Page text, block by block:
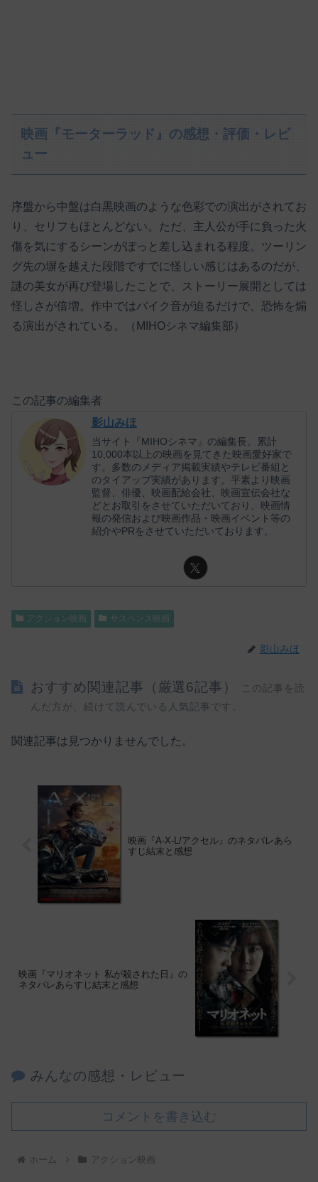
映画『モーターラッド』の感想・評価・レビ
ュー
序盤から中盤は白黒映画のような色彩での演出がされてお
り、セリフもほとんどない。ただ、主人公が手に負った火
傷を気にするシーンがぽっと差し込まれる程度。ツーリン
グ先の塀を越えた段階ですでに怪しい感じはあるのだが、
謎の美女が再び登場したことで、ストーリー展開としては
怪しさが倍増。作中ではバイク音が迫るだけで、恐怖を煽
る演出がされている。（MIHOシネマ編集部）
この記事の編集者
影山みほ
当サイト『MIHOシネマ』の編集長。累計
10,000本以上の映画を見てきた映画愛好家で
す。多数のメディア掲載実績やテレビ番組と
のタイアップ実績があります。平素より映画
監督、俳優、映画配給会社、映画宣伝会社な
どとお取引をさせていただいており、映画情
報の発信および映画作品・映画イベント等の
紹介やPRをさせていただいております。
アクション映画 サスペンス映画
影山みほ
おすすめ関連記事（厳選6記事）
この記事を読
んだ方が、続けて読んでいる人気記事です。
関連記事は見つかりませんでした。
映画『A-X-L/アクセル』のネタバレあら
すじ結末と感想
映画『マリオネット 私が殺された日』の
ネタバレあらすじ結末と感想
みんなの感想・レビュー
コメントを書き込む
ホーム アクション映画